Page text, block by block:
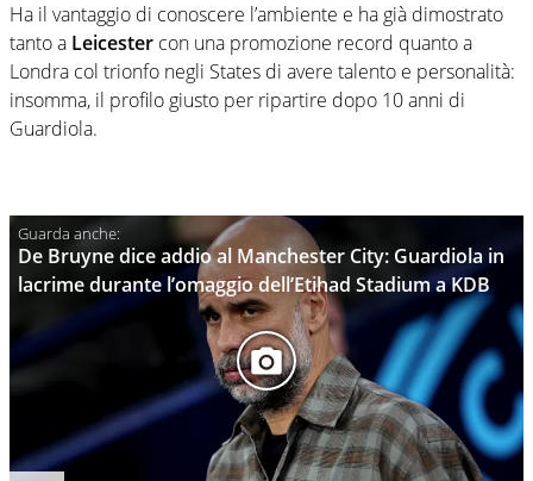
Ha il vantaggio di conoscere l’ambiente e ha già dimostrato
tanto a Leicester con una promozione record quanto a
Londra col trionfo negli States di avere talento e personalità:
insomma, il profilo giusto per ripartire dopo 10 anni di
Guardiola.
De Bruyne dice addio al Manchester City: Guardiola in
lacrime durante l’omaggio dell’Etihad Stadium a KDB